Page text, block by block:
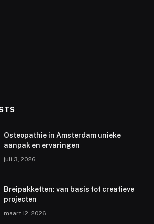
Osteopathie in Amsterdam unieke
aanpak en ervaringen
juli 3, 2026
Breipakketten: van basis tot creatieve
projecten
maart 12, 2026